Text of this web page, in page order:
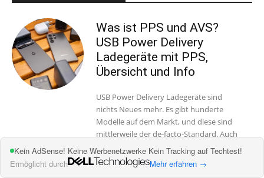
Was ist PPS und AVS?
USB Power Delivery
Ladegeräte mit PPS,
Übersicht und Info
USB Power Delivery Ladegeräte sind
nichts Neues mehr. Es gibt hunderte
Modelle auf dem Markt, und diese sind
mittlerweile der de-facto-Standard. Auch
fast alle Smartphone-Hersteller...
Kein AdSense! Keine Werbenetzwerke Kein Tracking auf Techtest!
Ermöglicht durch
Mehr erfahren →